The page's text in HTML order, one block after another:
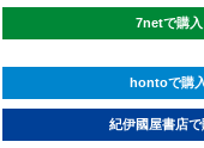
7netで購入
hontoで購入
紀伊國屋書店で